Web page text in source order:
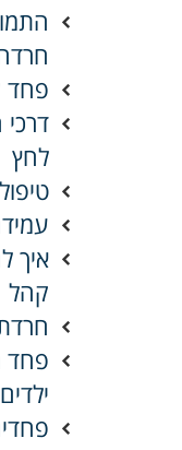
פחד
לחץ
איך
קהל
פחד
ילדים